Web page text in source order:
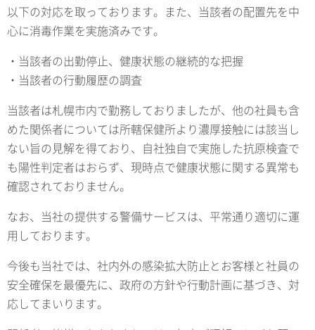
以下の対応を取っております。また、当該者の配置先を中
心に消毒作業を実施済みです。
・当該者の出勤停止、健康状態の継続的な把握
・当該者の行動履歴の調査
当該者は札幌市内で勤務しておりましたが、他の社員も含
めた関係者については所轄保健所より濃厚接触には該当し
ない旨の見解を得ており、自社独自で実施した抗原検査で
も陽性判定者はおらず、現時点で健康状態に関する異常も
確認されておりません。
なお、当社の提供する警備サービスは、平常通り適切に運
用しております。
今後も当社では、社内外の感染拡大防止とお客様と社員の
安全確保を最優先に、政府の方針や行動計画に基づき、対
応してまいります。